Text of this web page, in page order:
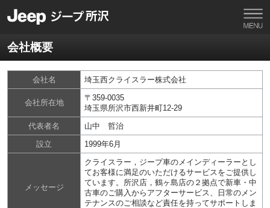
会社概要
会社名 埼玉西クライスラー株式会社
会社所在地
〒359-0035
埼玉県所沢市西新井町12-29
代表者名
山中 哲治
設立
1999年6月
メッセージ
クライスラー，ジープ車のメインディーラーとし
てお客様に満足のいただけるサービスをご提供し
ています。所沢店，鶴ヶ島店の２拠点で新車・中
古車のご購入からアフターサービス、日常のメン
テナンスのご相談など責任を持ってサポートしま